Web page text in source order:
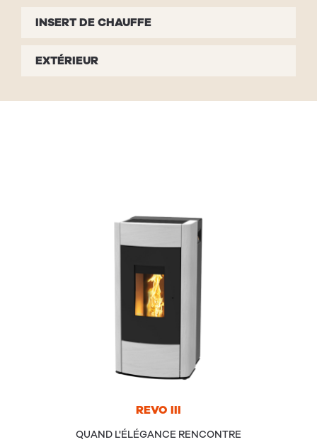
INSERT DE CHAUFFE
EXTÉRIEUR
REVO III
QUAND L'ÉLÉGANCE RENCONTRE